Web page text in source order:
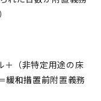
（非特定用途の床
緩和措置前附置義務